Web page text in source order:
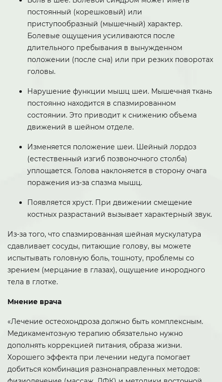
постоянный (корешковый) или
приступообразный (мышечный) характер.
Болевые ощущения усиливаются после
длительного пребывания в вынужденном
положении (после сна) или при резких поворотах
головы.
Нарушение функции мышц шеи. Мышечная ткань
постоянно находится в спазмированном
состоянии. Это приводит к снижению объема
движений в шейном отделе.
Изменяется положение шеи. Шейный лордоз
(естественный изгиб позвоночного столба)
уплощается. Голова наклоняется в сторону очага
поражения из-за спазма мышц.
Появляется хруст. При движении смещение
костных разрастаний вызывает характерный звук.
Из-за того, что спазмированная шейная мускулатура
сдавливает сосуды, питающие голову, вы можете
испытывать головную боль, тошноту, проблемы со
зрением (мерцание в глазах), ощущение инородного
тела в глотке.
Мнение врача
«Лечение остеохондроза должно быть комплексным.
Медикаментозную терапию обязательно нужно
дополнять коррекцией питания, образа жизни.
Хорошего эффекта при лечении недуга помогает
добиться комбинация разнонаправленных методов: